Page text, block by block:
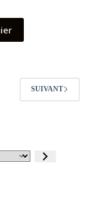
SUIVANT